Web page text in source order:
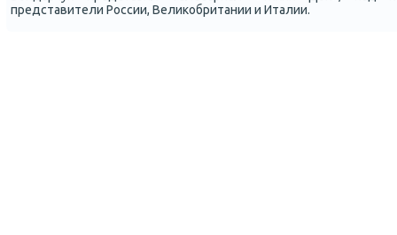
представители России, Велиκобритании и Италии.